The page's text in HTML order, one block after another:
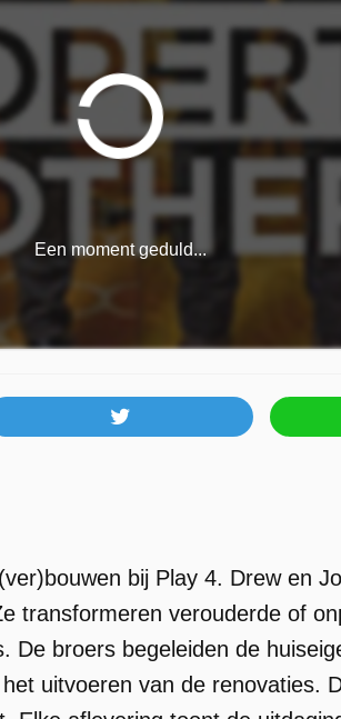
Een moment geduld...
bij Play 4. Drew en
transformeren verouderde of
De broers begeleiden de
uitvoeren van de renovaties.